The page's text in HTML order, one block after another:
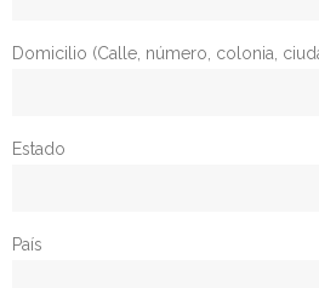
Domicilio (Calle, número, colonia,
Estado
País